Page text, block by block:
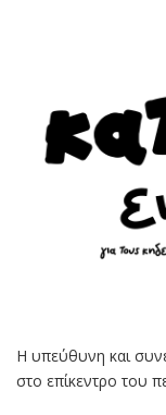
Η υπεύθυνη και
στο επίκεντρο του